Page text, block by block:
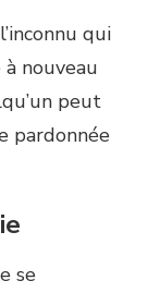
qui
nouveau
peut
pardonnée
se